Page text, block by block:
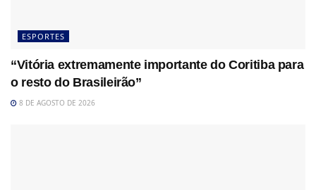
ESPORTES
“Vitória extremamente importante do Coritiba para
o resto do Brasileirão”
8 DE AGOSTO DE 2026